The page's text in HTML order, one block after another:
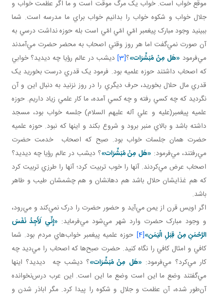
موقع خواب است. خواب يک مرگ موقت است و ما اگر عظمت خواب و
جلال خواب و شکوه خواب را بدانيم خواب براي ما مدرسه است. شما
ببينيد وجود مبارک پيغمبر امّي امّي امّي است بله حوزه نداشت درسي به
آن صورت نمي‌گفت اما هر روز وقتي اصحاب به محضر حضرت مي‌آمدند
مي‌فرمود «هَل مِنْ مُبَشِّرَات»؟[3] ديشب در عالم رؤيا چه ديديد؟ خوابي
که اصحاب داشتند حوزه علميه بود. فرمود يک قدري درست بخوريد يک
قدري مال حلال بخوريد، حرف ديگري را در روز نزنيد به دنبال اين و آن
نگرديد که چه کسي رفته و چه کسي آمده، ما کار علمي زياد داريم. حوزه
علميه پيغمبر(عليه و علي آله عليهم السلام) جلسه خواب بود، مسجد
داشته باشد و بالاي منبر برود و شروع بکند و اينها که نبود. حوزه علميه
حضرت همان جلسات خواب بود. صبح که اصحاب خدمت حضرت
مي‌رفتند، مي‌فرمود: «هَل مِنْ مُبَشِّرَات»؟ ديشب در عالم رؤيا چه ديديد؟
اصحاب عرض مي‌کردند. آنها را خوب تربيت کرد؛ آنها را طرزي تربيت کرد
که هم غذايشان حلال باشد هم دهانشان و هم چشمشان طيب و طاهر
باشد.
اگر اويس قرن از يمن مي‌آيد و حضور حضرت را درک نمي‌کند و مي‌رود،
و وجود مبارک حضرت وارد شهر مي‌شود مي‌فرمايد: «إِنِّي لَأَجِدُ نَفَسَ
الرَّحْمَنِ مِنْ قِبَلِ الْيَمَن‏»[4]
حوزه علميه پيغمبر خواب‌هاي مردم بود. شما
کافي و امثال کافي را نگاه کنيد. حضرت صبح‌ها که اصحاب را مي‌ديد چه
کار مي‌کرد؟ مي‌فرمود: «هَل مِنْ مُبَشِّرَات»؟ ديشب چه ديديد؟ اينها
مي‌گفتند وضع ما اين است وضع ما اين است. اين عرب درس‌نخوانده
آن‌طور شده، آن عظمت و جلال و شکوه را پيدا کرد. مگر اباذر شدن و